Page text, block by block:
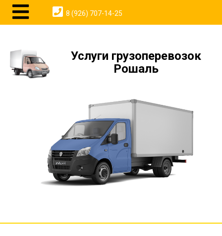
Услуги грузоперевозок
Рошаль
8 (926) 707-14-25